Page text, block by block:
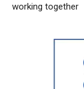
working together